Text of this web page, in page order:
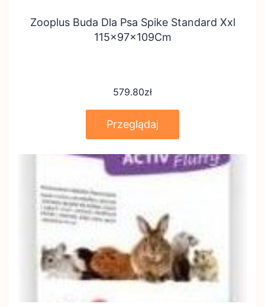
Zooplus Buda Dla Psa Spike Standard Xxl
115x97x109Cm
579.80zł
Przeglądaj